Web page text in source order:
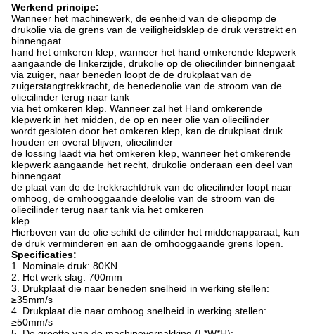
Werkend principe:
Wanneer het machinewerk, de eenheid van de oliepomp de
drukolie via de grens van de veiligheidsklep de druk verstrekt en
binnengaat
hand het omkeren klep, wanneer het hand omkerende klepwerk
aangaande de linkerzijde, drukolie op de oliecilinder binnengaat
via zuiger, naar beneden loopt de de drukplaat van de
zuigerstangtrekkracht, de benedenolie van de stroom van de
oliecilinder terug naar tank
via het omkeren klep. Wanneer zal het Hand omkerende
klepwerk in het midden, de op en neer olie van oliecilinder
wordt gesloten door het omkeren klep, kan de drukplaat druk
houden en overal blijven, oliecilinder
de lossing laadt via het omkeren klep, wanneer het omkerende
klepwerk aangaande het recht, drukolie onderaan een deel van
binnengaat
de plaat van de de trekkrachtdruk van de oliecilinder loopt naar
omhoog, de omhooggaande deelolie van de stroom van de
oliecilinder terug naar tank via het omkeren
klep.
Hierboven van de olie schikt de cilinder het middenapparaat, kan
de druk verminderen en aan de omhooggaande grens lopen.
Specificaties:
1. Nominale druk: 80KN
2. Het werk slag: 700mm
3. Drukplaat die naar beneden snelheid in werking stellen:
≥35mm/s
4. Drukplaat die naar omhoog snelheid in werking stellen:
≥50mm/s